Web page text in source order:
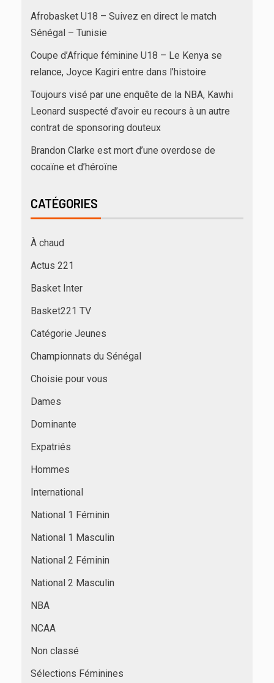
Afrobasket U18 – Suivez en direct le match
Sénégal – Tunisie
Coupe d’Afrique féminine U18 – Le Kenya se
relance, Joyce Kagiri entre dans l’histoire
Toujours visé par une enquête de la NBA, Kawhi
Leonard suspecté d’avoir eu recours à un autre
contrat de sponsoring douteux
Brandon Clarke est mort d’une overdose de
cocaïne et d’héroïne
CATÉGORIES
À chaud
Actus 221
Basket Inter
Basket221 TV
Catégorie Jeunes
Championnats du Sénégal
Choisie pour vous
Dames
Dominante
Expatriés
Hommes
International
National 1 Féminin
National 1 Masculin
National 2 Féminin
National 2 Masculin
NBA
NCAA
Non classé
Sélections Féminines